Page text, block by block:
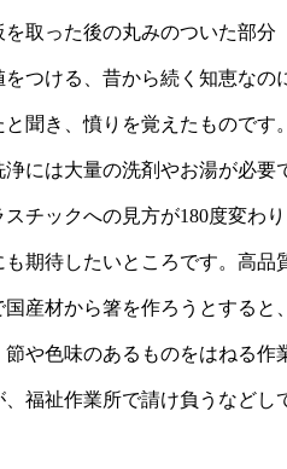
取った後の丸みのついた部分
つける、昔から続く知恵なの
聞き、憤りを覚えたものです
には大量の洗剤やお湯が必要
チックへの見方が180度変わ
期待したいところです。高品
産材から箸を作ろうとすると
や色味のあるものをはねる作
福祉作業所で請け負うなどし